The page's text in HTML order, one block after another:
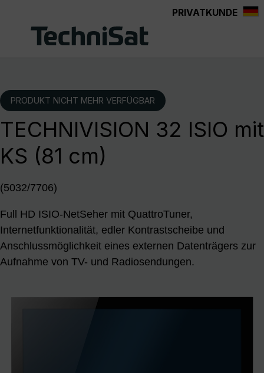
PRIVATKUNDE
PRODUKT NICHT MEHR VERFÜGBAR
TECHNIVISION 32 ISIO mit
KS (81 cm)
(5032/7706)
Full HD ISIO-NetSeher mit QuattroTuner,
Internetfunktionalität, edler Kontrastscheibe und
Anschlussmöglichkeit eines externen Datenträgers zur
Aufnahme von TV- und Radiosendungen.